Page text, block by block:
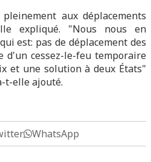
aux déplacements
expliqué. "Nous nous en
est: pas de déplacement des
d'un cessez-le-feu temporaire
et une solution à deux États"
t-elle ajouté.
WhatsApp